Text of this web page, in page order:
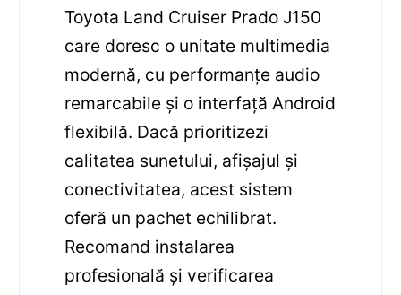
Toyota Land Cruiser Prado J150
care doresc o unitate multimedia
modernă, cu performanțe audio
remarcabile și o interfață Android
flexibilă. Dacă prioritizezi
calitatea sunetului, afișajul și
conectivitatea, acest sistem
oferă un pachet echilibrat.
Recomand instalarea
profesională și verificarea